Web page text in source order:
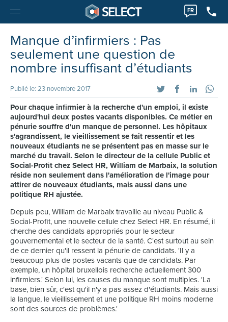
FR
Manque d’infirmiers : Pas
seulement une question de
nombre insuffisant d’étudiants
Publié le: 23 novembre 2017
Pour chaque infirmier à la recherche d'un emploi, il existe
aujourd'hui deux postes vacants disponibles. Ce métier en
pénurie souffre d'un manque de personnel. Les hôpitaux
s'agrandissent, le vieillissement se fait ressentir et les
nouveaux étudiants ne se présentent pas en masse sur le
marché du travail. Selon le directeur de la cellule Public et
Social-Profit chez Select HR, William de Marbaix, la solution
réside non seulement dans l'amélioration de l'image pour
attirer de nouveaux étudiants, mais aussi dans une
politique RH ajustée.
Depuis peu, William de Marbaix travaille au niveau Public &
Social-Profit, une nouvelle cellule chez Select HR. En résumé, il
cherche des candidats appropriés pour le secteur
gouvernemental et le secteur de la santé. C'est surtout au sein
de ce dernier qu'il ressent la pénurie de candidats. 'Il y a
beaucoup plus de postes vacants que de candidats. Par
exemple, un hôpital bruxellois recherche actuellement 300
infirmiers.' Selon lui, les causes du manque sont multiples. 'La
base, bien sûr, c'est qu'il n'y a pas assez d'étudiants. Mais aussi
la langue, le vieillissement et une politique RH moins moderne
sont des sources de problèmes.'